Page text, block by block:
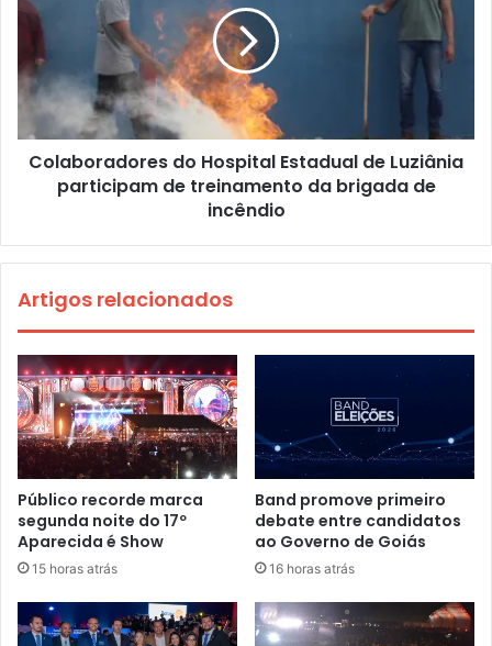
Colaboradores do Hospital Estadual de Luziânia
participam de treinamento da brigada de
incêndio
Artigos relacionados
Público recorde marca
segunda noite do 17º
Aparecida é Show
15 horas atrás
Band promove primeiro
debate entre candidatos
ao Governo de Goiás
16 horas atrás